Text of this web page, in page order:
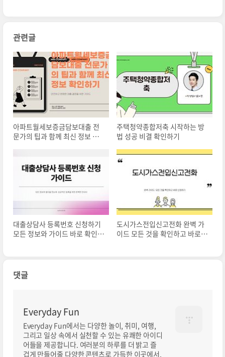
관련글
아파트월세보증금담보대출 전
문가의 팁과 함께 최신 정보 확
주택청약종합저축 시작하는 방
법 성공 비결 확인하기
대출상담사 등록번호 신청하기
모든 정보와 가이드 바로 확인하
도시가스전입신고전화 완벽 가
이드 모든 것을 확인하고 바로
댓글
Everyday Fun
Everyday Fun에서는 다양한 놀이, 취미, 여행,
그리고 일상 속에서 실천할 수 있는 유쾌한 아이디
어들을 제공합니다. 여러분의 하루를 더 밝고 즐
겁게 만들어줄 다양한 콘텐츠로 가득한 이곳에서,